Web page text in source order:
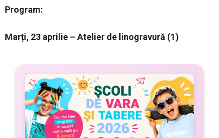
Program:
Marți, 23 aprilie – Atelier de linogravură (1)